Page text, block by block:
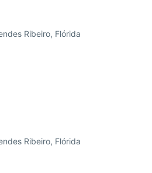
Ribeiro, Flórida
Ribeiro, Flórida